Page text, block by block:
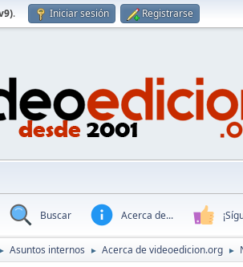
. Iniciar sesión Registrarse
Buscar Acerca de...
► Asuntos internos ► Acerca de videoedicion.org ►